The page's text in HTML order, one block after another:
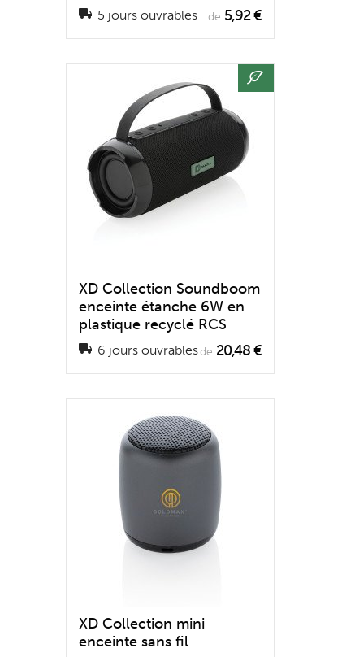
5 jours ouvrables de 5,92 €
XD Collection Soundboom
enceinte étanche 6W en
plastique recyclé RCS
6 jours ouvrablesde 20,48 €
XD Collection mini
enceinte sans fil